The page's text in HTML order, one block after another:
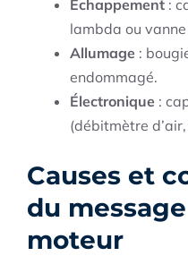
Échappement :
lambda ou
Allumage :
endommagé.
Électronique :
(débitmètre
Causes et
du
moteur